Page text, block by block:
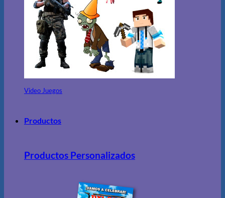
Video Juegos
Productos
Productos Personalizados